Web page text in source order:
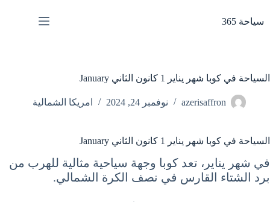
المحتوى
سياحة 365
السياحة في كوبا شهر يناير 1 كانون الثاني January
azerisaffron نوفمبر 24, 2024 امريكا الشمالية
السياحة في كوبا شهر يناير 1 كانون الثاني January
في شهر يناير، تعد كوبا وجهة سياحية مثالية للهرب من
برد الشتاء القارس في نصف الكرة الشمالي.